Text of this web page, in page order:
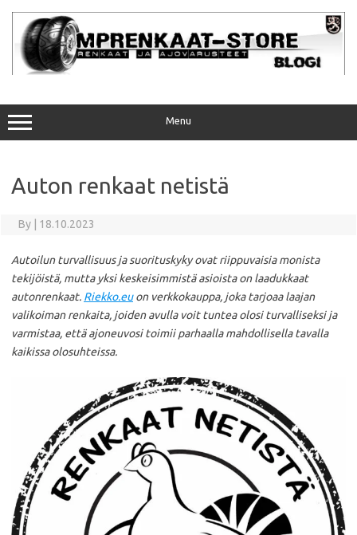
content
Menu
Auton renkaat netistä
By 18.10.2023
Autoilun turvallisuus ja suorituskyky ovat riippuvaisia monista
tekijöistä, mutta yksi keskeisimmistä asioista on laadukkaat
autonrenkaat. Riekko.euon verkkokauppa, joka tarjoaa laajan
valikoiman renkaita, joiden avulla voit tuntea olosi turvalliseksi ja
varmistaa, että ajoneuvosi toimii parhaalla mahdollisella tavalla
kaikissa olosuhteissa.